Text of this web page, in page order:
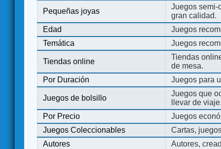
Pequeñas joyas
Juegos semi-
gran calidad.
Edad
Juegos
Temática
Juegos
Tiendas online
Tiendas
de mesa.
Por Duración
Juegos para
Juegos de bolsillo
Juegos que
llevar de
Por Precio
Juegos
Juegos Coleccionables
Cartas,
Autores
Autores,